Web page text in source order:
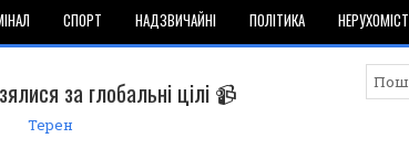
СПОРТ НАДЗВИЧАЙНІ ПОЛІТИКА
за глобальні цілі 📹
Терен